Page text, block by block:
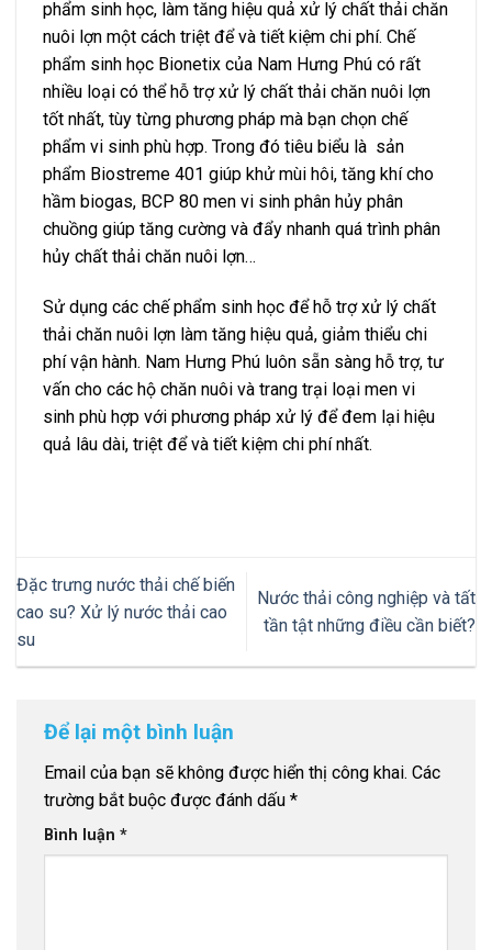
phẩm sinh học, làm tăng hiệu quả xử lý chất thải chăn
nuôi lợn một cách triệt để và tiết kiệm chi phí. Chế
phẩm sinh học Bionetix của Nam Hưng Phú có rất
nhiều loại có thể hỗ trợ xử lý chất thải chăn nuôi lợn
tốt nhất, tùy từng phương pháp mà bạn chọn chế
phẩm vi sinh phù hợp. Trong đó tiêu biểu là sản
phẩm Biostreme 401 giúp khử mùi hôi, tăng khí cho
hầm biogas, BCP 80 men vi sinh phân hủy phân
chuồng giúp tăng cường và đẩy nhanh quá trình phân
hủy chất thải chăn nuôi lợn…
Sử dụng các chế phẩm sinh học để hỗ trợ xử lý chất
thải chăn nuôi lợn làm tăng hiệu quả, giảm thiểu chi
phí vận hành. Nam Hưng Phú luôn sẵn sàng hỗ trợ, tư
vấn cho các hộ chăn nuôi và trang trại loại men vi
sinh phù hợp với phương pháp xử lý để đem lại hiệu
quả lâu dài, triệt để và tiết kiệm chi phí nhất.
Đặc trưng nước thải chế biến
cao su? Xử lý nước thải cao
su
Nước thải công nghiệp và tất
tần tật những điều cần biết?
Để lại một bình luận
Email của bạn sẽ không được hiển thị công khai. Các
trường bắt buộc được đánh dấu *
Bình luận *